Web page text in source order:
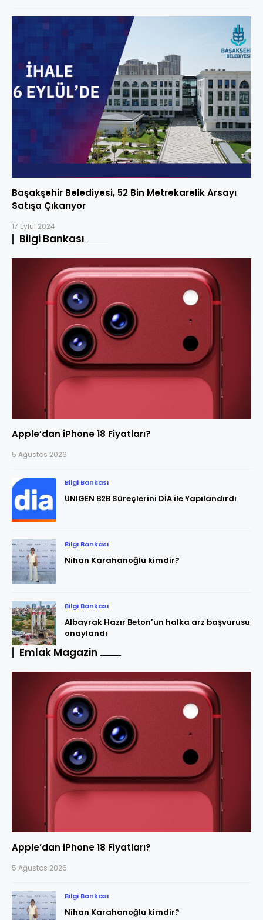
Başakşehir Belediyesi, 52 Bin Metrekarelik Arsayı
Satışa Çıkarıyor
17 Eylül 2024
Bilgi Bankası
Apple’dan iPhone 18 Fiyatları?
5 Ağustos 2026
Bilgi Bankası
UNIGEN B2B Süreçlerini DİA ile Yapılandırdı
Bilgi Bankası
Nihan Karahanoğlu kimdir?
Bilgi Bankası
Albayrak Hazır Beton’un halka arz başvurusu
onaylandı
Emlak Magazin
Apple’dan iPhone 18 Fiyatları?
5 Ağustos 2026
Bilgi Bankası
Nihan Karahanoğlu kimdir?